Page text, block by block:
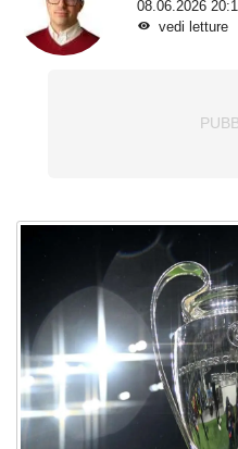
08.06.2026
vedi letture